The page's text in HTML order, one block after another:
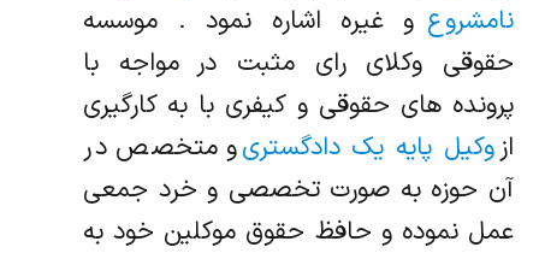
نامشروع و غیره اشاره نمود . موسسه
حقوقی وکلای رای مثبت در مواجه با
پرونده های حقوقی و کیفری با به کارگیری
ازوکیل پایه یک دادگستریو متخصص در
آن حوزه به صورت تخصصی و خرد جمعی
عمل نموده و حافظ حقوق موکلین خود به